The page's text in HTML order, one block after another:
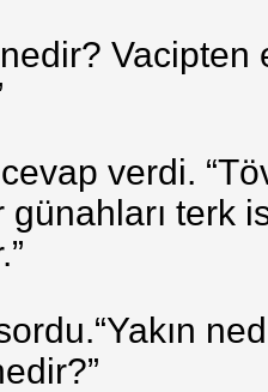
Vacipten
verdi.
günahları terk